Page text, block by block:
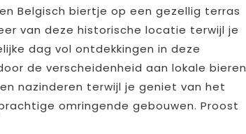
Belgisch biertje op een gezellig terras
van deze historische locatie terwijl je
dag vol ontdekkingen in deze
de verscheidenheid aan lokale bieren
nazinderen terwijl je geniet van het
omringende gebouwen. Proost